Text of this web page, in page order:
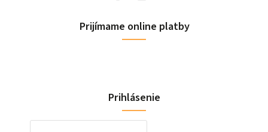
Prijímame online platby
Prihlásenie